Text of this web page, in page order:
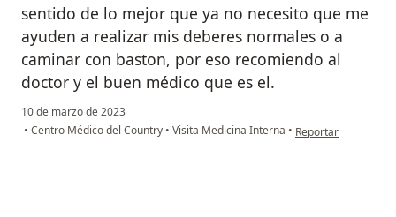
sentido de lo mejor que ya no necesito que me
ayuden a realizar mis deberes normales o a
caminar con baston, por eso recomiendo al
doctor y el buen médico que es el.
10 de marzo de 2023
• Centro Médico del Country • Visita Medicina Interna • en opinión del
Reportar